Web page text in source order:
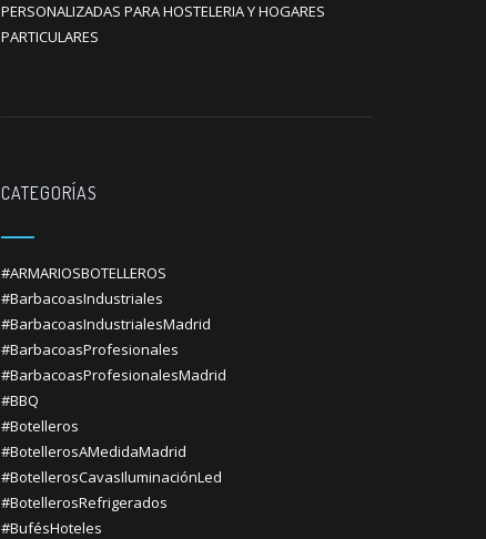
PERSONALIZADAS PARA HOSTELERIA Y HOGARES
PARTICULARES
CATEGORÍAS
#ARMARIOSBOTELLEROS
#BarbacoasIndustriales
#BarbacoasIndustrialesMadrid
#BarbacoasProfesionales
#BarbacoasProfesionalesMadrid
#BBQ
#Botelleros
#BotellerosAMedidaMadrid
#BotellerosCavasIluminaciónLed
#BotellerosRefrigerados
#BufésHoteles